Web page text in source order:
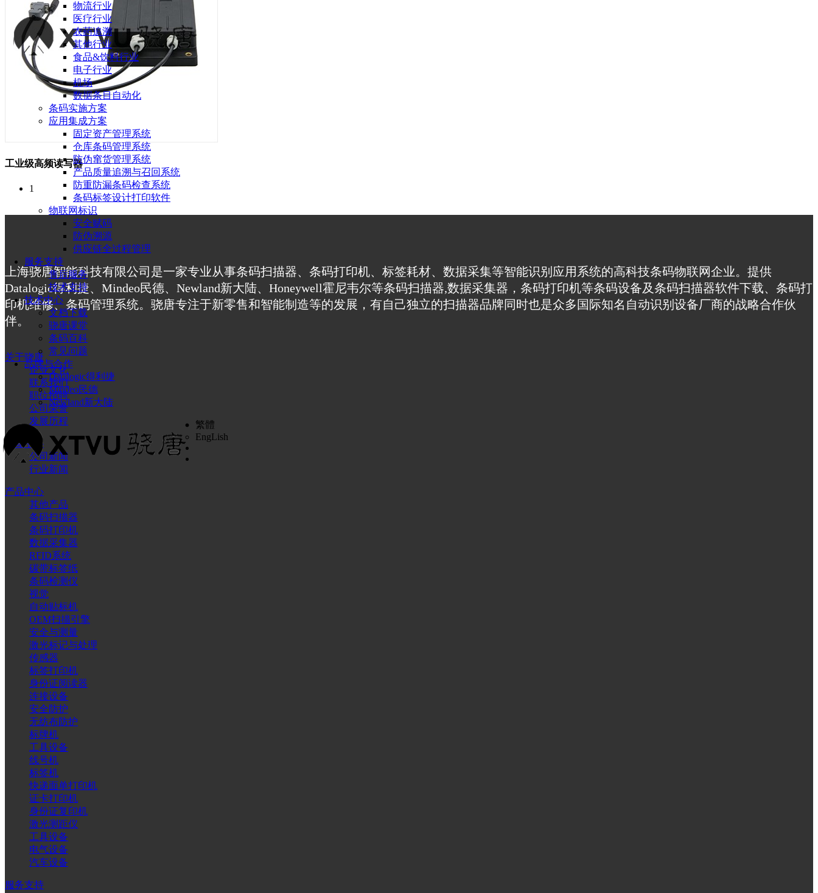
物流行业
医疗行业
农药追溯
其他行业
食品&饮料行业
电子行业
机场
数据条目自动化
条码实施方案
应用集成方案
固定资产管理系统
仓库条码管理系统
防伪窜货管理系统
产品质量追溯与召回系统
防重防漏条码检查系统
条码标签设计打印软件
物联网标识
安全赋码
防伪溯源
供应链全过程管理
服务支持
售后服务
技术支持
技术中心
文档下载
骁唐课堂
条码百科
常见问题
品牌与合作
Datalogic得利捷
Mindeo民德
Newland新大陆
繁體
EngLish
工业级高频读写器
1
上海骁唐智能科技有限公司是一家专业从事条码扫描器、条码打印机、标签耗材、数据采集等智能识别应用系统的高科技条码物联网企业。提供
Datalogic得利捷、Mindeo民德、Newland新大陆、Honeywell霍尼韦尔等条码扫描器,数据采集器，条码打印机等条码设备及条码扫描器软件下载、条码打
印机维修、条码管理系统。骁唐专注于新零售和智能制造等的发展，有自己独立的扫描器品牌同时也是众多国际知名自动识别设备厂商的战略合作伙
伴。
关于骁唐
企业文化
联系我们
职位招聘
公司荣誉
发展历程
新闻中心
公司新闻
行业新闻
产品中心
其他产品
条码扫描器
条码打印机
数据采集器
RFID系统
碳带标签纸
条码检测仪
视觉
自动贴标机
OEM扫描引擎
安全与测量
激光标记与处理
传感器
标签打印机
身份证阅读器
连接设备
安全防护
无纺布防护
标牌机
工具设备
线号机
标签机
快递面单打印机
证卡打印机
身份证复印机
激光测距仪
工具设备
电气设备
汽车设备
服务支持